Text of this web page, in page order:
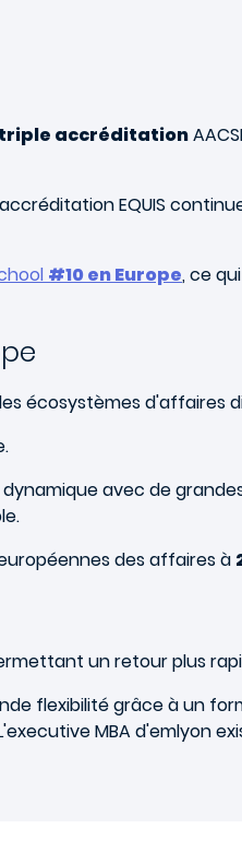
triple accréditation
EQUIS
#10 en Europe, ce
écosystèmes d'affaires
avec de
des affaires à
un retour plus
flexibilité grâce à un
MBA d'emlyon